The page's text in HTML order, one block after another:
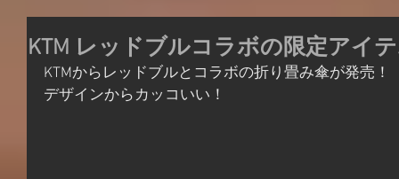
KTM レッドブルコラボの限定アイ
KTMからレッドブルとコラボの折り畳み傘が発売！
デザインからカッコいい！